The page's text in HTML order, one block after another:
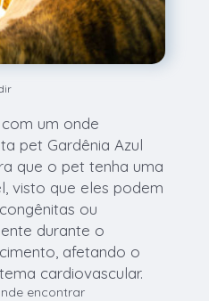
um onde
pet Gardênia Azul
que o pet tenha uma
visto que eles podem
ou
durante o
afetando o
cardiovascular.
encontrar